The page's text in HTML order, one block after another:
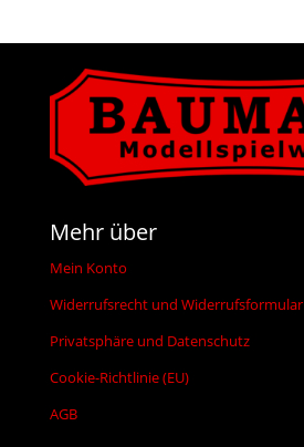
Mehr über
Mein Konto
Widerrufsrecht und Widerrufsformular
Privatsphäre und Datenschutz
Cookie-Richtlinie (EU)
AGB